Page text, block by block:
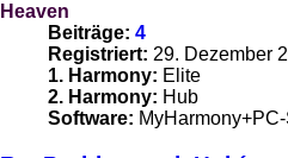
Heaven
Beiträge: 4
Registriert: 29. Dezember
1. Harmony: Elite
2. Harmony: Hub
Software: